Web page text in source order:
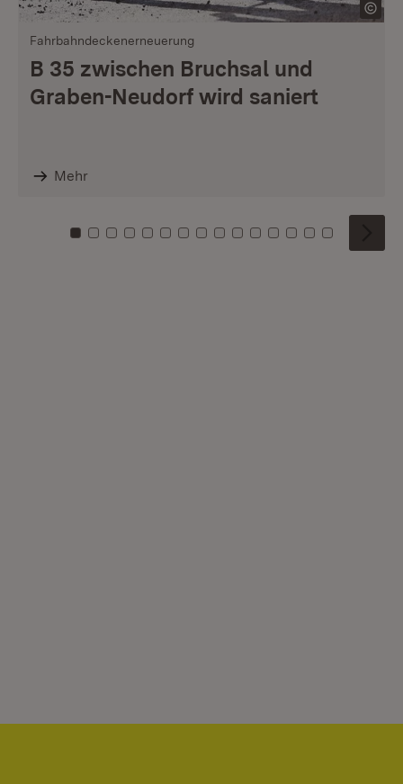
Fahrbahndeckenerneuerung
B 35 zwischen Bruchsal und
Graben-Neudorf wird saniert
Mehr
Zu Kachel: 0
Zu Kachel: 1
Zu Kachel: 2
Zu Kachel: 3
Zu Kachel: 4
Zu Kachel: 5
Zu Kachel: 6
Zu Kachel: 7
Zu Kachel: 8
Zu Kachel: 9
Zu Kachel: 10
Zu Kachel: 11
Zu Kachel: 12
Zu Kachel:
Zu